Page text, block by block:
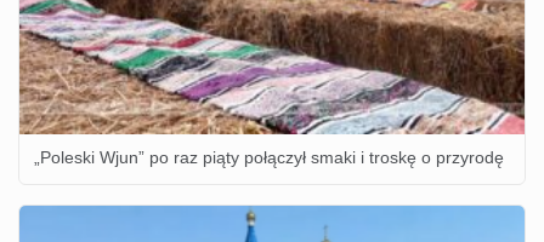
„Poleski Wjun” po raz piąty połączył smaki i troskę o przyrodę